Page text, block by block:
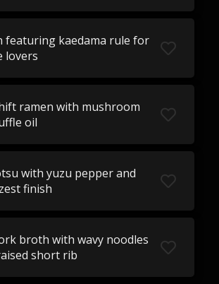
featuring kaedama rule for
lovers
ramen with mushroom
oil
with yuzu pepper and
finish
broth with wavy noodles
short rib